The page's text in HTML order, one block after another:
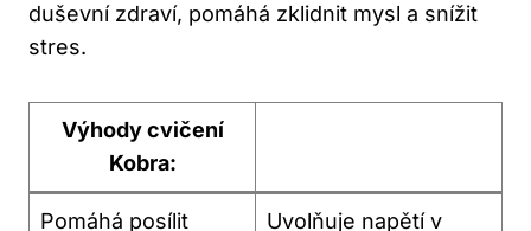
duševní zdraví, pomáhá zklidnit mysl a snížit
stres.
Výhody cvičení
Kobra:
Pomáhá posílit Uvolňuje napětí v